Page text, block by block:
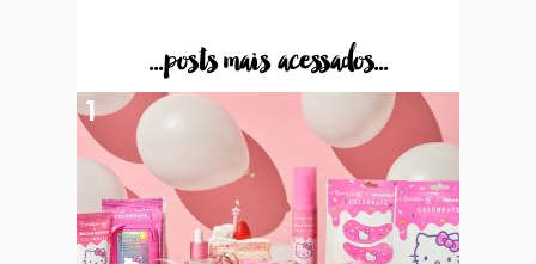
...posts mais acessados...
1